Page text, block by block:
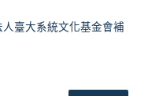
臺大系統文化基金會補